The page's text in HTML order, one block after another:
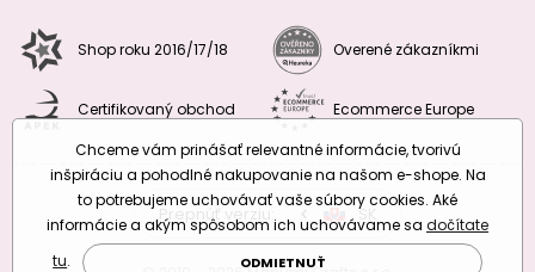
Shop roku 2016/17/18 Overené zákazníkmi
Certifikovaný obchod Ecommerce Europe
Prepnúť verziu: CZSK
Chceme vám prinášať relevantné informácie, tvorivú
inšpiráciu a pohodlné nakupovanie na našom e-shope. Na
to potrebujeme uchovávať vaše súbory cookies. Aké
informácie a akým spôsobom ich uchovávame sa dočítate
tu. ODMIETNUŤ